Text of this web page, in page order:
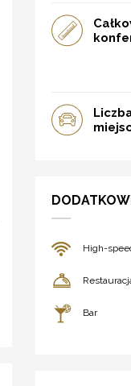
High-
Bar